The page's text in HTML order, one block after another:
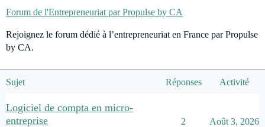
Forum de l'Entrepreneuriat par Propulse by CA
Rejoignez le forum dédié à l’entrepreneuriat en France par Propulse
by CA.
Sujet Réponses Activité
Logiciel de compta en micro-
entreprise
2 Août 3, 2026